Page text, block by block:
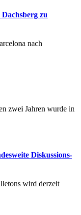
zu
nach
zwei Jahren wurde in
Diskussions-
wird derzeit